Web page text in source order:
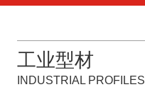
工业型材
INDUSTRIAL PROFILES